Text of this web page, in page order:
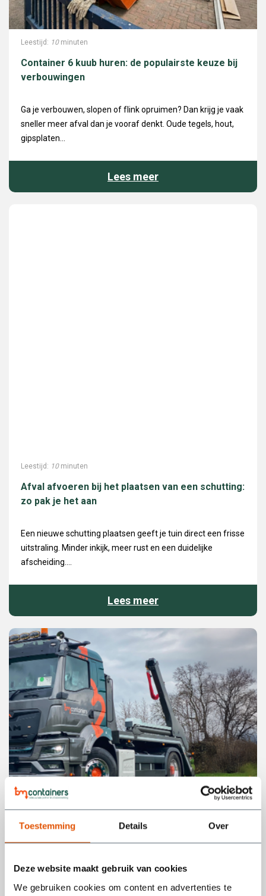
Toestemming Details Over
Deze website maakt gebruik van cookies
We gebruiken cookies om content en advertenties te
Leestijd: 10minuten
Container 6 kuub huren: de populairste keuze bij
verbouwingen
Ga je verbouwen, slopen of flink opruimen? Dan krijg je vaak
sneller meer afval dan je vooraf denkt. Oude tegels, hout,
gipsplaten...
Lees meer
Leestijd: 10minuten
Afval afvoeren bij het plaatsen van een schutting:
zo pak je het aan
Een nieuwe schutting plaatsen geeft je tuin direct een frisse
uitstraling. Minder inkijk, meer rust en een duidelijke
afscheiding....
Lees meer
Leestijd: minuten
Grote voorjaarssnoei? Dit mag wel en niet in een
Het voorjaar is hét moment om de tuin grondig aan te